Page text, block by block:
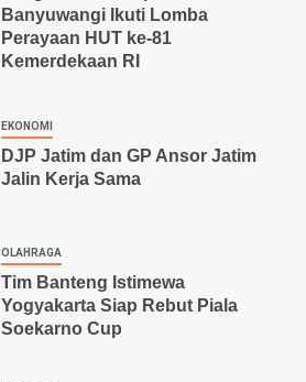
Banyuwangi Ikuti Lomba
Perayaan HUT ke-81
Kemerdekaan RI
EKONOMI
DJP Jatim dan GP Ansor Jatim
Jalin Kerja Sama
OLAHRAGA
Tim Banteng Istimewa
Yogyakarta Siap Rebut Piala
Soekarno Cup